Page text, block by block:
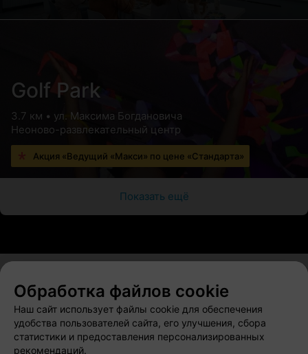
Golf Park
3.7 км • ул. Максима Богдановича
Неоново-развлекательный центр
Акция «Ведущий «Макси» по цене «Стандарта»
Показать ещё
О проекте Новости проекта
Вакансии
Публичный договор
Способы оплаты
Публичный договор по использованию сервиса
Обработка файлов cookie
Наш сайт использует файлы cookie для обеспечения
удобства пользователей сайта, его улучшения, сбора
статистики и предоставления персонализированных
рекомендаций.